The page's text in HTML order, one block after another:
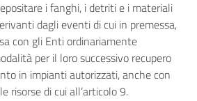
i fanghi, i detriti e i materiali
dagli eventi di cui in premessa,
con gli Enti ordinariamente
per il loro successivo recupero
in impianti autorizzati, anche con
risorse di cui all’articolo 9.